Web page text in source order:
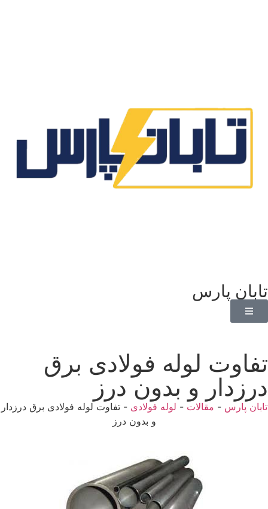
تابان پارس
تفاوت لوله فولادی برق
درزدار و بدون درز
تابان پارس - مقالات - لوله فولادی -تفاوت لوله فولادی برق درزدار
و بدون درز